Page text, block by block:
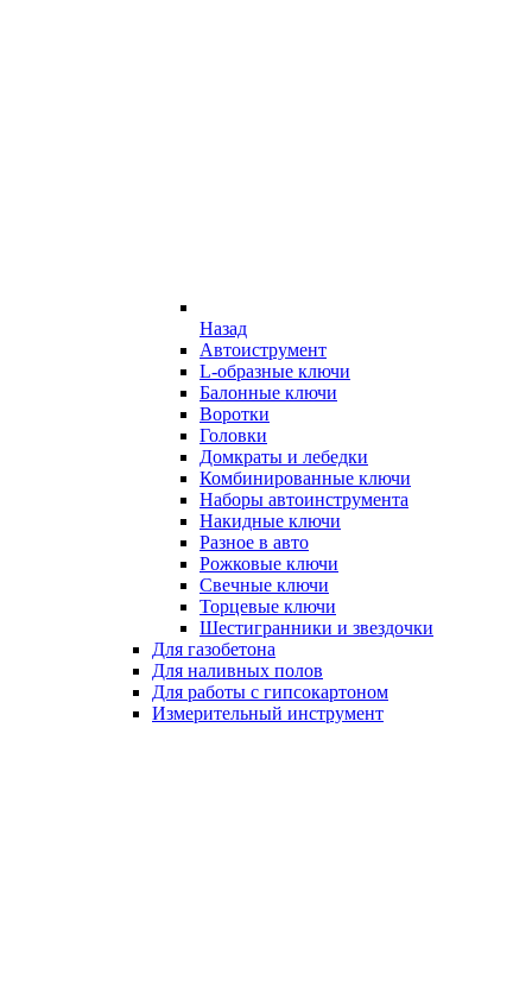
Назад
Автоиструмент
L-образные ключи
Балонные ключи
Воротки
Головки
Домкраты и лебедки
Комбинированные ключи
Наборы автоинструмента
Накидные ключи
Разное в авто
Рожковые ключи
Свечные ключи
Торцевые ключи
Шестигранники и звездочки
Для газобетона
Для наливных полов
Для работы с гипсокартоном
Измерительный инструмент